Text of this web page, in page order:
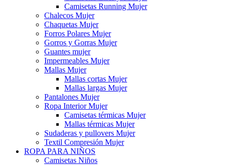
Camisetas Running Mujer
Chalecos Mujer
Chaquetas Mujer
Forros Polares Mujer
Gorros y Gorras Mujer
Guantes mujer
Impermeables Mujer
Mallas Mujer
Mallas cortas Mujer
Mallas largas Mujer
Pantalones Mujer
Ropa Interior Mujer
Camisetas térmicas Mujer
Mallas térmicas Mujer
Sudaderas y pullovers Mujer
Textil Compresión Mujer
ROPA PARA NIÑOS
Camisetas Niños